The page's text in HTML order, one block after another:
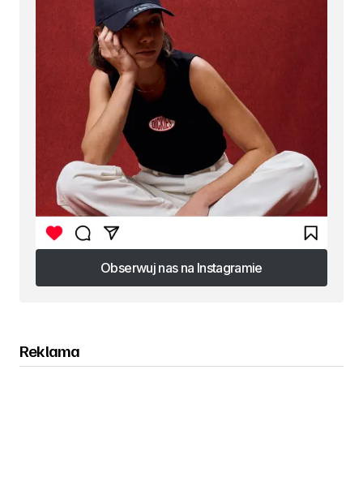
Obserwuj nas na Instagramie
Obserwuj nas na Instagramie
Reklama